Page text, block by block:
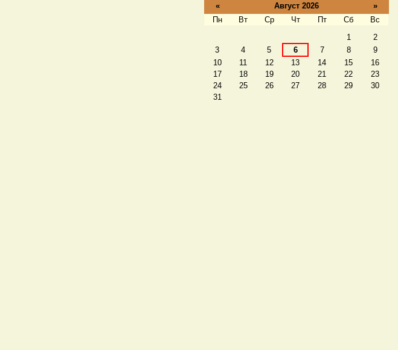
« Август 2026 »
Пн Вт Ср Чт Пт Сб
Вс
1
2
3
4 5 6 7 8
9
10
11 12 13 14 15
16
17
18 19 20 21 22
23
24
25 26 27 28 29
30
31